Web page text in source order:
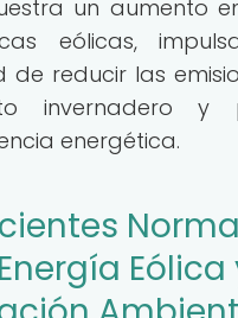
un aumento
eólicas,
de reducir las
invernadero y
energética.
Eólica